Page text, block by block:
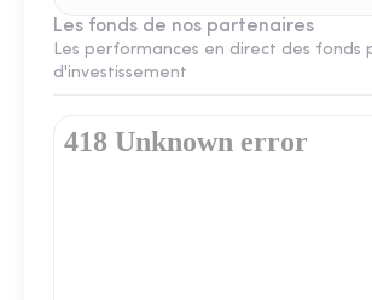
Les fonds de nos partenaires
Les performances en direct des fonds
d'investissement